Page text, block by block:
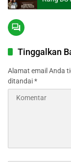
Tinggalkan
Alamat email Anda
ditandai*